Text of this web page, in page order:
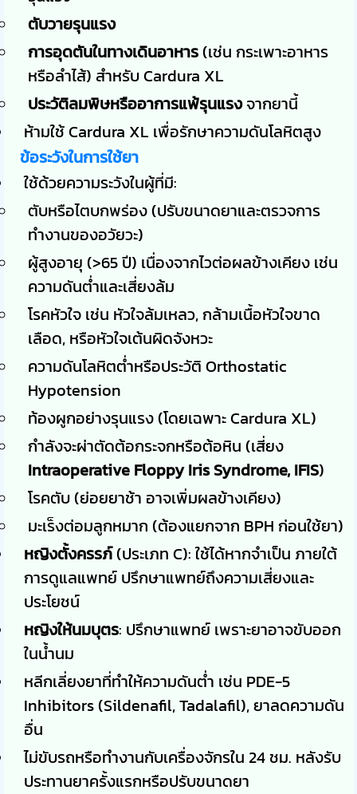
ตับวายรุนแรง
การอุดตันในทางเดินอาหาร(เช่น กระเพาะอาหาร
หรือลำไส้) สำหรับ Cardura XL
ประวัติลมพิษหรืออาการแพ้รุนแรงจากยานี้
ห้ามใช้ Cardura XL เพื่อรักษาความดันโลหิตสูง
ข้อระวังในการใช้ยา
ใช้ด้วยความระวังในผู้ที่มี:
ตับหรือไตบกพร่อง (ปรับขนาดยาและตรวจการ
ทำงานของอวัยวะ)
ผู้สูงอายุ (>65 ปี) เนื่องจากไวต่อผลข้างเคียง เช่น
ความดันต่ำและเสี่ยงล้ม
โรคหัวใจ เช่น หัวใจล้มเหลว, กล้ามเนื้อหัวใจขาด
เลือด, หรือหัวใจเต้นผิดจังหวะ
ความดันโลหิตต่ำหรือประวัติ Orthostatic
Hypotension
ท้องผูกอย่างรุนแรง (โดยเฉพาะ Cardura XL)
กำลังจะผ่าตัดต้อกระจกหรือต้อหิน (เสี่ยง
Intraoperative Floppy Iris Syndrome, IFIS)
โรคตับ (ย่อยยาช้า อาจเพิ่มผลข้างเคียง)
มะเร็งต่อมลูกหมาก (ต้องแยกจาก BPH ก่อนใช้ยา)
หญิงตั้งครรภ์(ประเภท C): ใช้ได้หากจำเป็น ภายใต้
การดูแลแพทย์ ปรึกษาแพทย์ถึงความเสี่ยงและ
ประโยชน์
หญิงให้นมบุตร: ปรึกษาแพทย์ เพราะยาอาจขับออก
ในน้ำนม
หลีกเลี่ยงยาที่ทำให้ความดันต่ำ เช่น PDE-5
Inhibitors (Sildenafil, Tadalafil), ยาลดความดัน
อื่น
ไม่ขับรถหรือทำงานกับเครื่องจักรใน 24 ชม. หลังรับ
ประทานยาครั้งแรกหรือปรับขนาดยา